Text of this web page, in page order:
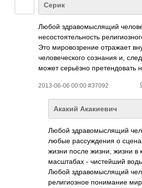
Серик
Любой здравомыслящий
несостоятельност­ь
Это мировозрение отражает
человеческого сознания и,
может серьёзно претендовать
2013-06-06 00:00 #37092
Акакий Акакиевич
Любой здравомыслящий
любые рассуждения о
жизни после жизни, жизни в
масштабах - чистейший
Любой здравомыслящий
религиозное понимание